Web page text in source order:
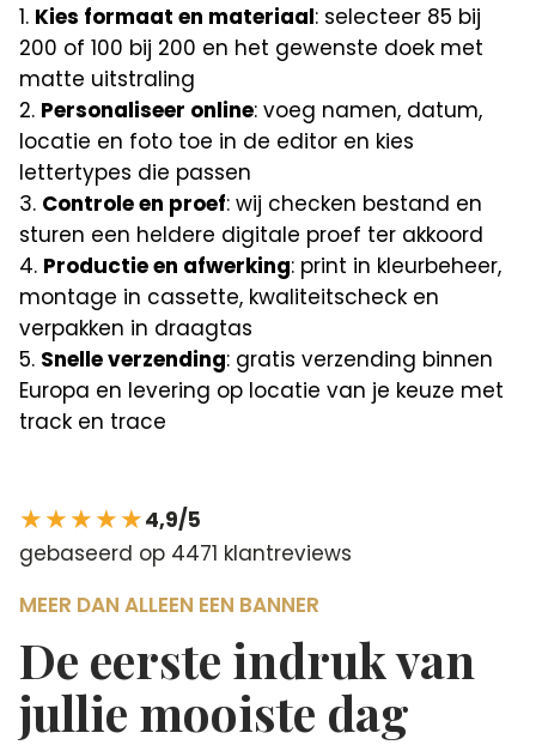
Kies formaat en materiaal: selecteer 85 bij
200 of 100 bij 200 en het gewenste doek met
matte uitstraling
Personaliseer online: voeg namen, datum,
locatie en foto toe in de editor en kies
lettertypes die passen
Controle en proef: wij checken bestand en
sturen een heldere digitale proef ter akkoord
Productie en afwerking: print in kleurbeheer,
montage in cassette, kwaliteitscheck en
verpakken in draagtas
Snelle verzending: gratis verzending binnen
Europa en levering op locatie van je keuze met
track en trace
★★★★★4,9/5
gebaseerd op 4471 klantreviews
MEER DAN ALLEEN EEN BANNER
De eerste indruk van
jullie mooiste dag